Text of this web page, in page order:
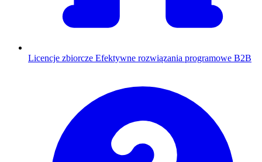
Licencje zbiorcze Efektywne rozwiązania programowe B2B